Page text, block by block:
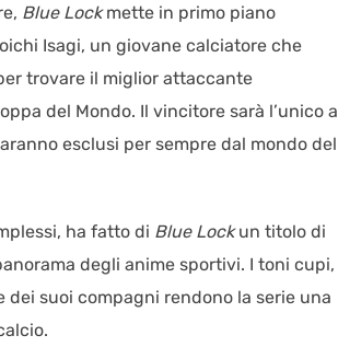
Blue Lockmette in primo piano
Isagi, un giovane calciatore che
trovare il miglior attaccante
del Mondo. Il vincitore sarà l’unico a
esclusi per sempre dal mondo del
ha fatto di Blue Lockun titolo di
degli anime sportivi. I toni cupi,
dei suoi compagni rendono la serie una